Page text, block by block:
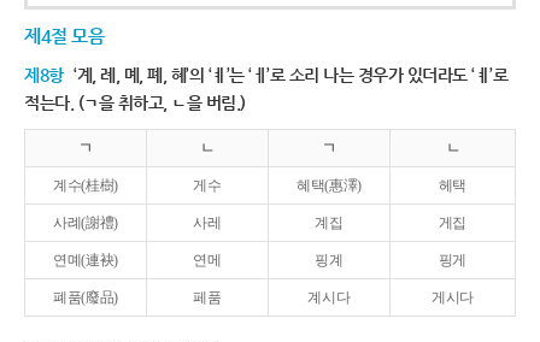
제4절 모음
제8항 ‘계, 례, 몌, 폐, 혜’의 ‘ㅖ’는 ‘ㅔ’로 소리 나는 경우가 있더라도 ‘ㅖ’로
적는다. (ㄱ을 취하고, ㄴ을 버림.)
ㄱ ㄴ ㄱ ㄴ
계수(桂樹) 게수 혜택(惠澤) 헤택
사례(謝禮) 사레 계집 게집
연몌(連袂) 연메 핑계 핑게
폐품(廢品) 페품 계시다 게시다